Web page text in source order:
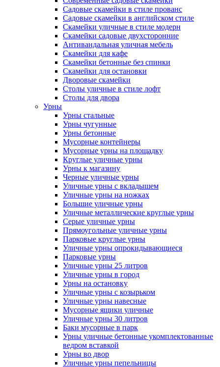
Садовые скамейки в стиле прованс
Садовые скамейки в английском стиле
Скамейки уличные в стиле модерн
Скамейки садовые двухсторонние
Антивандальная уличная мебель
Скамейки для кафе
Скамейки бетонные без спинки
Скамейки для остановки
Дворовые скамейки
Столы уличные в стиле лофт
Столы для двора
Урны
Урны стальные
Урны чугунные
Урны бетонные
Мусорные контейнеры
Мусорные урны на площадку
Круглые уличные урны
Урны к магазину
Черные уличные урны
Уличные урны с вкладышем
Уличные урны на ножках
Большие уличные урны
Уличные металлические круглые урны
Серые уличные урны
Прямоугольные уличные урны
Парковые круглые урны
Уличные урны опрокидывающиеся
Парковые урны
Уличные урны 25 литров
Уличные урны в город
Урны на остановку
Уличные урны с козырьком
Уличные урны навесные
Мусорные ящики уличные
Уличные урны 30 литров
Баки мусорные в парк
Урны уличные бетонные укомплектованные
ведром вставкой
Урны во двор
Уличные урны пепельницы